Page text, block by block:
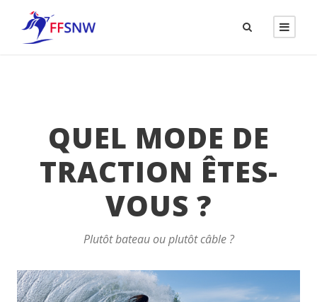
QUEL MODE DE
TRACTION ÊTES-
VOUS ?
Plutôt bateau ou plutôt câble ?